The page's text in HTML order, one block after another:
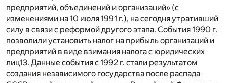
предприятий, объединений и организаций» (с
изменениями на 10 июля 1991 г.), на сегодня утративший
силу в связи с реформой другого этапа. События 1990 г.
позволили установить налог на прибыль организаций и
предприятий в виде взимания налога с юридических
лиц13. Данные события с 1992 г. стали результатом
создания независимого государства после распада